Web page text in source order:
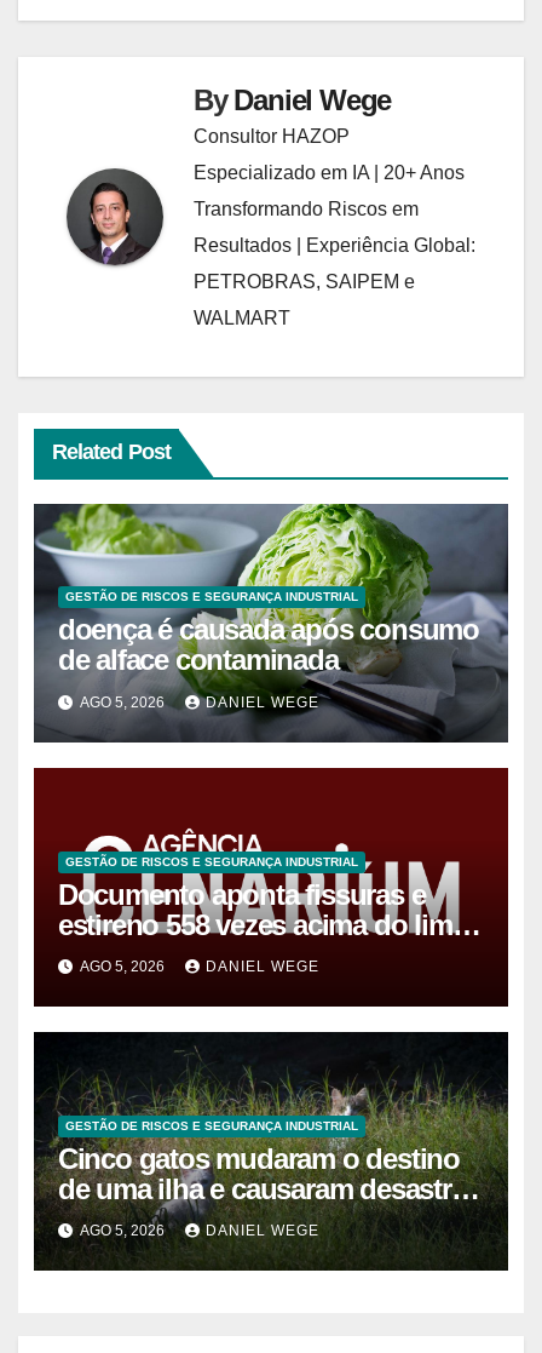
ByDaniel Wege
Consultor HAZOP
Especializado em IA | 20+ Anos
Transformando Riscos em
Resultados | Experiência Global:
PETROBRAS, SAIPEM e
WALMART
Related Post
GESTÃO DE RISCOS E SEGURANÇA INDUSTRIAL
doença é causada após consumo
de alface contaminada
AGO 5, 2026 DANIEL WEGE
GESTÃO DE RISCOS E SEGURANÇA INDUSTRIAL
Documento aponta fissuras e
estireno 558 vezes acima do limite
após vazamento em Manaus
AGO 5, 2026 DANIEL WEGE
GESTÃO DE RISCOS E SEGURANÇA INDUSTRIAL
Cinco gatos mudaram o destino
de uma ilha e causaram desastre
ambiental de R$ 127 milhões
AGO 5, 2026 DANIEL WEGE